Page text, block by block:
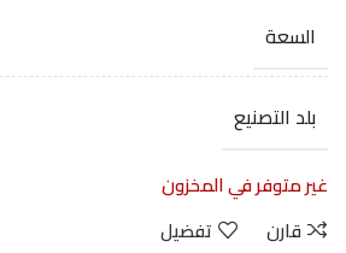
السعة
بلد التصنيع
غير متوفر في المخزون
قارن
تفضيل